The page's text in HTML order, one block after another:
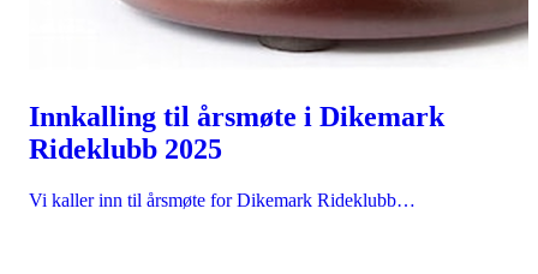
Innkalling til årsmøte i Dikemark
Rideklubb 2025
Vi kaller inn til årsmøte for Dikemark Rideklubb…